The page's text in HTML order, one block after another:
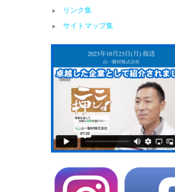
リンク集
サイトマップ集